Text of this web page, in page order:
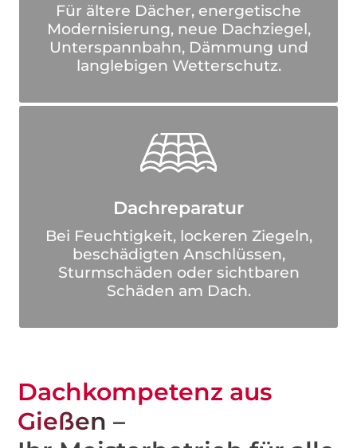
Für ältere Dächer, energetische
Modernisierung, neue Dachziegel,
Unterspannbahn, Dämmung und
langlebigen Wetterschutz.
Dachreparatur
Bei Feuchtigkeit, lockeren Ziegeln,
beschädigten Anschlüssen,
Sturmschäden oder sichtbaren
Schäden am Dach.
Dachkompetenz aus
Gießen –